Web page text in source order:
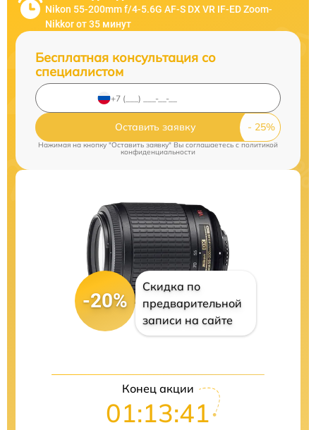
Nikon 55-200mm f/4-5.6G AF-S DX VR IF-ED Zoom-
Nikkor от 35 минут
Бесплатная консультация со
специалистом
Оставить заявку
Нажимая на кнопку "Оставить заявку" Вы соглашаетесь cполитикой
конфиденциальности
-20%
Скидка по
предварительной
записи на сайте
Конец акции
01:13:40